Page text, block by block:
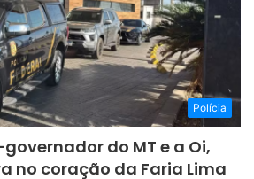
Polícia
do MT e a Oi,
no coração da Faria Lima